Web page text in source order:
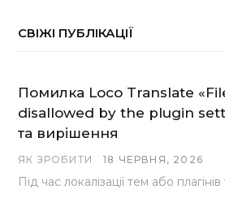
СВІЖІ ПУБЛІКАЦІЇ
Помилка Loco Translate
disallowed by the plugin
та вирішення
ЯК ЗРОБИТИ 18 ЧЕРВНЯ, 2026